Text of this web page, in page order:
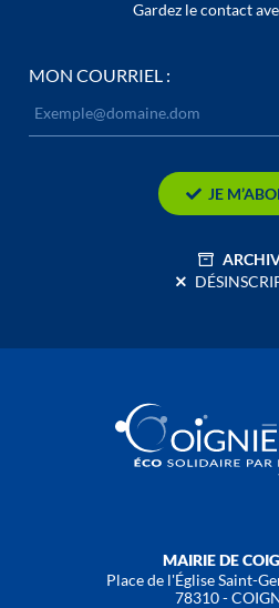
Gardez le contact
MON COURRIEL :
JE
MAIRIE DE
Place de l'Église Saint-
78310 -